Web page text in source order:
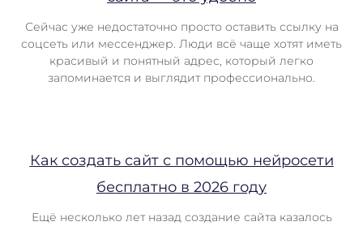
Сейчас уже недостаточно просто оставить ссылку на
соцсеть или мессенджер. Люди всё чаще хотят иметь
красивый и понятный адрес, который легко
запоминается и выглядит профессионально.
Как создать сайт с помощью нейросети
бесплатно в 2026 году
Ещё несколько лет назад создание сайта казалось